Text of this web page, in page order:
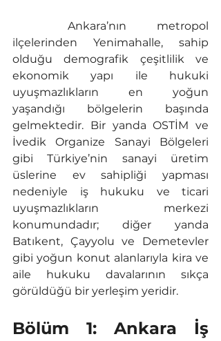
ilçelerinden Yenimahalle, sahip
olduğu demografik çeşitlilik ve
ekonomik yapı ile hukuki
uyuşmazlıkların en yoğun
yaşandığı bölgelerin başında
gelmektedir. Bir yanda OSTİM ve
İvedik Organize Sanayi Bölgeleri
gibi Türkiye’nin sanayi üretim
üslerine ev sahipliği yapması
nedeniyle iş hukuku ve ticari
uyuşmazlıkların merkezi
konumundadır; diğer yanda
Batıkent, Çayyolu ve Demetevler
gibi yoğun konut alanlarıyla kira ve
aile hukuku davalarının sıkça
görüldüğü bir yerleşim yeridir.
Bölüm 1: Ankara İş